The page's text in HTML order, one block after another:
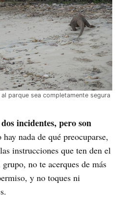
parque sea completamente segura
incidentes, pero son
hay nada de qué preocuparse,
instrucciones que ten den el
no te acerques de más
y no toques ni